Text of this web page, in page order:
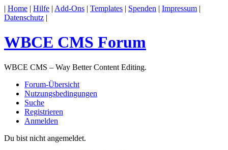
| Home | Hilfe | Add-Ons | Templates | Spenden | Impressum |
Datenschutz |
WBCE CMS Forum
WBCE CMS – Way Better Content Editing.
Forum-Übersicht
Nutzungsbedingungen
Suche
Registrieren
Anmelden
Du bist nicht angemeldet.